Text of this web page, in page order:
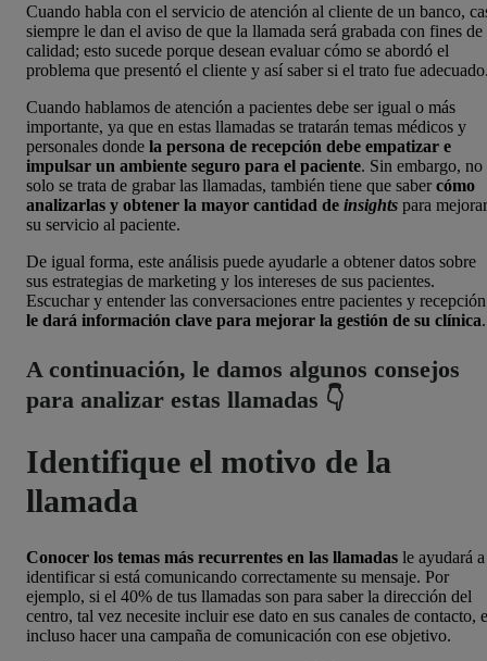
Cuando habla con el servicio de atención al cliente de un banco,
siempre le dan el aviso de que la llamada será grabada con fines de
calidad; esto sucede porque desean evaluar cómo se abordó el
problema que presentó el cliente y así saber si el trato fue
Cuando hablamos de atención a pacientes debe ser igual o más
importante, ya que en estas llamadas se tratarán temas médicos y
personales donde la persona de recepción debe empatizar e
impulsar un ambiente seguro para el paciente. Sin embargo, no
solo se trata de grabar las llamadas, también tiene que sabercómo
analizarlas y obtener la mayor cantidad de insights para mejorar
su servicio al paciente.
De igual forma, este análisis puede ayudarle a obtener datos sobre
sus estrategias de marketing y los intereses de sus pacientes.
Escuchar y entender las conversaciones entre pacientes y recepción
le dará información clave para mejorar la gestión de su clínica.
A continuación, le damos algunos consejos
para analizar estas llamadas 👇
Identifique el motivo de la
llamada
Conocer los temas más recurrentes en las llamadas le ayudará a
identificar si está comunicando correctamente su mensaje. Por
ejemplo, si el 40% de tus llamadas son para saber la dirección del
centro, tal vez necesite incluir ese dato en sus canales de contacto, e
incluso hacer una campaña de comunicación con ese objetivo.